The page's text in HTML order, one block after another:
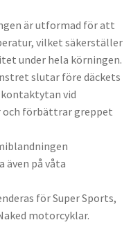
är utformad för att
vilket säkerställer
under hela körningen.
slutar före däckets
vid
förbättrar greppet
även på våta
för Super Sports,
motorcyklar.